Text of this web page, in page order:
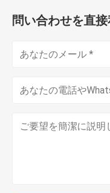
問い合わせを直